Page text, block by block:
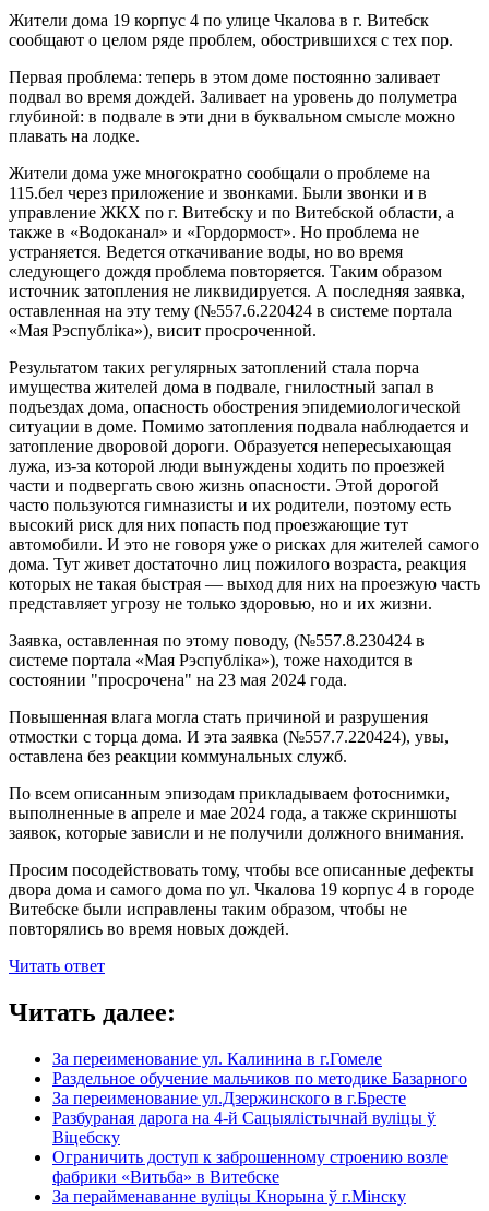
Жители дома 19 корпус 4 по улице Чкалова в г. Витебск
сообщают о целом ряде проблем, обострившихся с тех пор.
Первая проблема: теперь в этом доме постоянно заливает
подвал во время дождей. Заливает на уровень до полуметра
глубиной: в подвале в эти дни в буквальном смысле можно
плавать на лодке.
Жители дома уже многократно сообщали о проблеме на
115.бел через приложение и звонками. Были звонки и в
управление ЖКХ по г. Витебску и по Витебской области, а
также в «Водоканал» и «Гордормост». Но проблема не
устраняется. Ведется откачивание воды, но во время
следующего дождя проблема повторяется. Таким образом
источник затопления не ликвидируется. А последняя заявка,
оставленная на эту тему (№557.6.220424 в системе портала
«Мая Рэспубліка»), висит просроченной.
Результатом таких регулярных затоплений стала порча
имущества жителей дома в подвале, гнилостный запал в
подъездах дома, опасность обострения эпидемиологической
ситуации в доме. Помимо затопления подвала наблюдается и
затопление дворовой дороги. Образуется непересыхающая
лужа, из-за которой люди вынуждены ходить по проезжей
части и подвергать свою жизнь опасности. Этой дорогой
часто пользуются гимназисты и их родители, поэтому есть
высокий риск для них попасть под проезжающие тут
автомобили. И это не говоря уже о рисках для жителей самого
дома. Тут живет достаточно лиц пожилого возраста, реакция
которых не такая быстрая — выход для них на проезжую часть
представляет угрозу не только здоровью, но и их жизни.
Заявка, оставленная по этому поводу, (№557.8.230424 в
системе портала «Мая Рэспубліка»), тоже находится в
состоянии "просрочена" на 23 мая 2024 года.
Повышенная влага могла стать причиной и разрушения
отмостки с торца дома. И эта заявка (№557.7.220424), увы,
оставлена без реакции коммунальных служб.
По всем описанным эпизодам прикладываем фотоснимки,
выполненные в апреле и мае 2024 года, а также скриншоты
заявок, которые зависли и не получили должного внимания.
Просим посодействовать тому, чтобы все описанные дефекты
двора дома и самого дома по ул. Чкалова 19 корпус 4 в городе
Витебске были исправлены таким образом, чтобы не
повторялись во время новых дождей.
Читать ответ
Читать далее:
За переименование ул. Калинина в г.Гомеле
Раздельное обучение мальчиков по методике Базарного
За переименование ул.Дзержинского в г.Бресте
Разбураная дарога на 4-й Сацыялістычнай вуліцы ў
Віцебску
Ограничить доступ к заброшенному строению возле
фабрики «Витьба» в Витебске
За перайменаванне вуліцы Кнорына ў г.Мінску